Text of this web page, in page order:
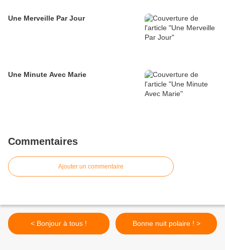
Une Merveille Par Jour
Une Minute Avec Marie
Commentaires
Ajouter un commentaire
< Bonjour à tous ! Bonne nuit polaire ! >